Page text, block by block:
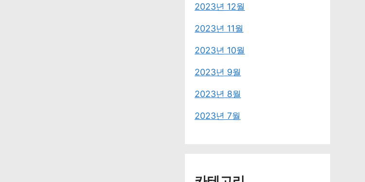
2023년 12월
2023년 11월
2023년 10월
2023년 9월
2023년 8월
2023년 7월